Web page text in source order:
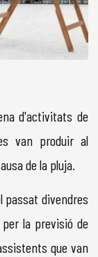
d'activitats de
van produir al
de la pluja.
passat divendres
la previsió de
que van